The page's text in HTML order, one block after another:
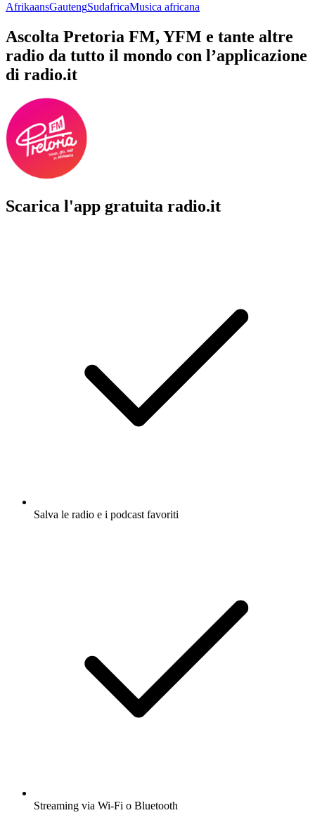
AfrikaansGautengSudafricaMusica africana
Ascolta Pretoria FM, YFM e tante altre
radio da tutto il mondo con l’applicazione
di radio.it
Scarica l'app gratuita radio.it
Salva le radio e i podcast favoriti
Streaming via Wi-Fi o Bluetooth